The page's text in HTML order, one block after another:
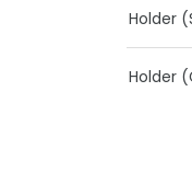
Holder
Holder